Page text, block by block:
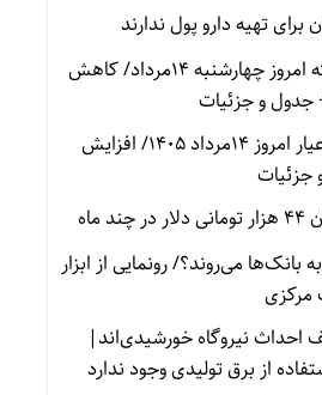
برای تهیه دارو پول ندارند
قیمت طلا و سکه امروز چهارشنبه 14مرداد/ کاهش
و جزئیات
قیمت طلای 18عیار امروز 14مرداد 1405/ افزایش
بانک‌ها می‌روند؟/ رونمایی از ابزار
مرکزی
احداث نیروگاه خورشیدی‌اند|
از برق تولیدی وجود ندارد